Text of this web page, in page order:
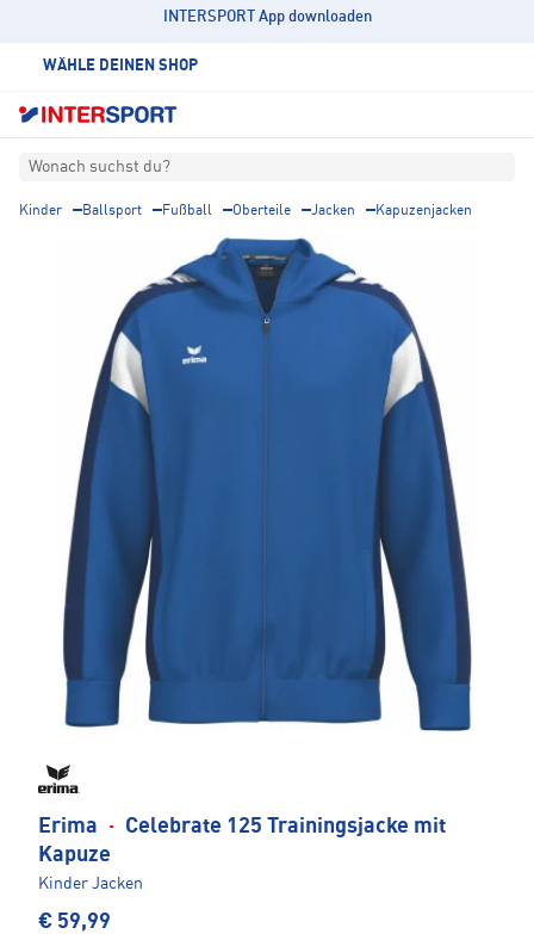
INTERSPORT App downloaden
WÄHLE DEINEN SHOP
Wonach suchst du?
Kinder Ballsport Fußball Oberteile Jacken Kapuzenjacken
Erima ·
Celebrate 125 Trainingsjacke mit
Kapuze
Kinder Jacken
€ 59,99